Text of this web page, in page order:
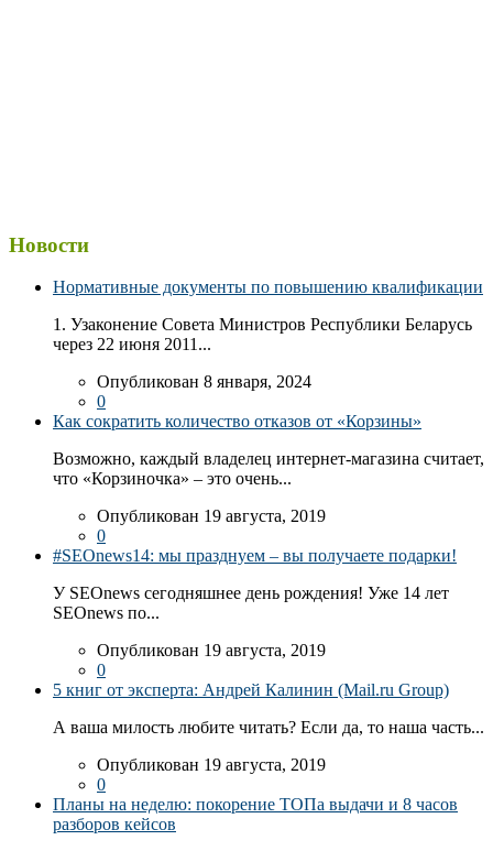
Новости
Нормативные документы по повышению квалификации
1. Узаконение Совета Министров Республики Беларусь
через 22 июня 2011...
Опубликован 8 января, 2024
0
Как сократить количество отказов от «Корзины»
Возможно, каждый владелец интернет-магазина считает,
что «Корзиночка» – это очень...
Опубликован 19 августа, 2019
0
#SEOnews14: мы празднуем – вы получаете подарки!
У SEOnews сегодняшнее день рождения! Уже 14 лет
SEOnews по...
Опубликован 19 августа, 2019
0
5 книг от эксперта: Андрей Калинин (Mail.ru Group)
А ваша милость любите читать? Если да, то наша часть...
Опубликован 19 августа, 2019
0
Планы на неделю: покорение ТОПа выдачи и 8 часов
разборов кейсов